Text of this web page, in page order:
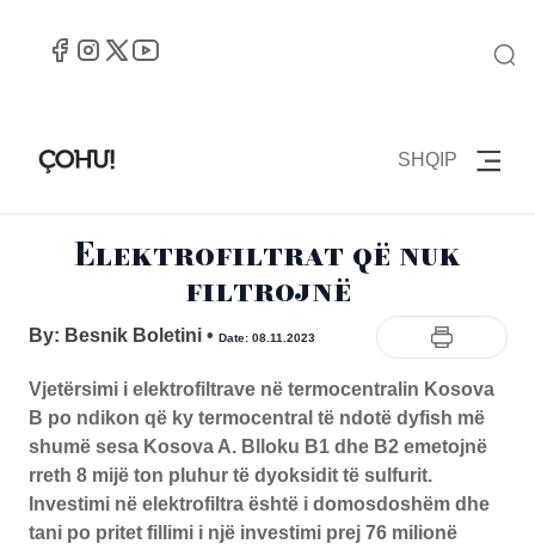
SHQIP
Elektrofiltrat që nuk
filtrojnë
By: Besnik Boletini • Date: 08.11.2023
Vjetërsimi i elektrofiltrave në termocentralin Kosova
B po ndikon që ky termocentral të ndotë dyfish më
shumë sesa Kosova A. Blloku B1 dhe B2 emetojnë
rreth 8 mijë ton pluhur të dyoksidit të sulfurit.
Investimi në elektrofiltra është i domosdoshëm dhe
tani po pritet fillimi i një investimi prej 76 milionë